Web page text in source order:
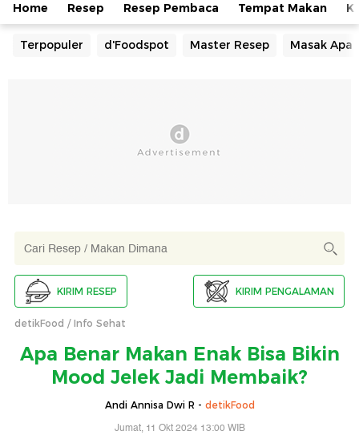
Home Resep Resep Pembaca Tempat Makan
Terpopuler d'Foodspot Master Resep Masak Apa
KIRIM RESEP KIRIM PENGALAMAN
detikFood Info Sehat
Apa Benar Makan Enak Bisa Bikin
Mood Jelek Jadi Membaik?
Andi Annisa Dwi R - detikFood
Jumat, 11 Okt 2024 13:00 WIB